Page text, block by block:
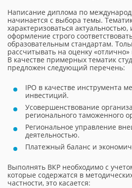
Написание диплома по
начинается с выбора темы.
характеризоваться
оформление строго
образовательным стандартам.
рассчитывать на оценку
В качестве примерных тематик
предложен следующий перечень:
IPO в качестве инструмента
инвестиций.
Усовершенствование
регионального таможенного
Региональное управление
деятельностью.
Платежный баланс и
Выполнять ВКР необходимо с
которые содержатся в
частности, это касается: